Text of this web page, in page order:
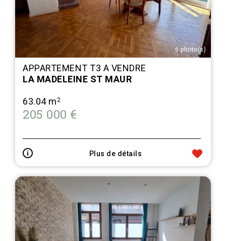
6 photo(s)
APPARTEMENT T3 A VENDRE
LA MADELEINE ST MAUR
63.04 m2
205 000 €
Plus de détails